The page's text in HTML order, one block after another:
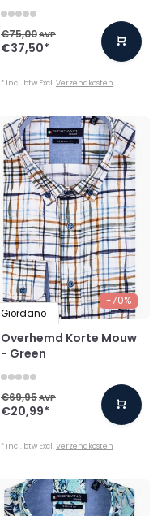
€75,00AVP
€37,50*
* Incl. btw Excl.Verzendkosten
-70%
Giordano
Overhemd Korte Mouw
- Green
€69,95AVP
€20,99*
* Incl. btw Excl.Verzendkosten